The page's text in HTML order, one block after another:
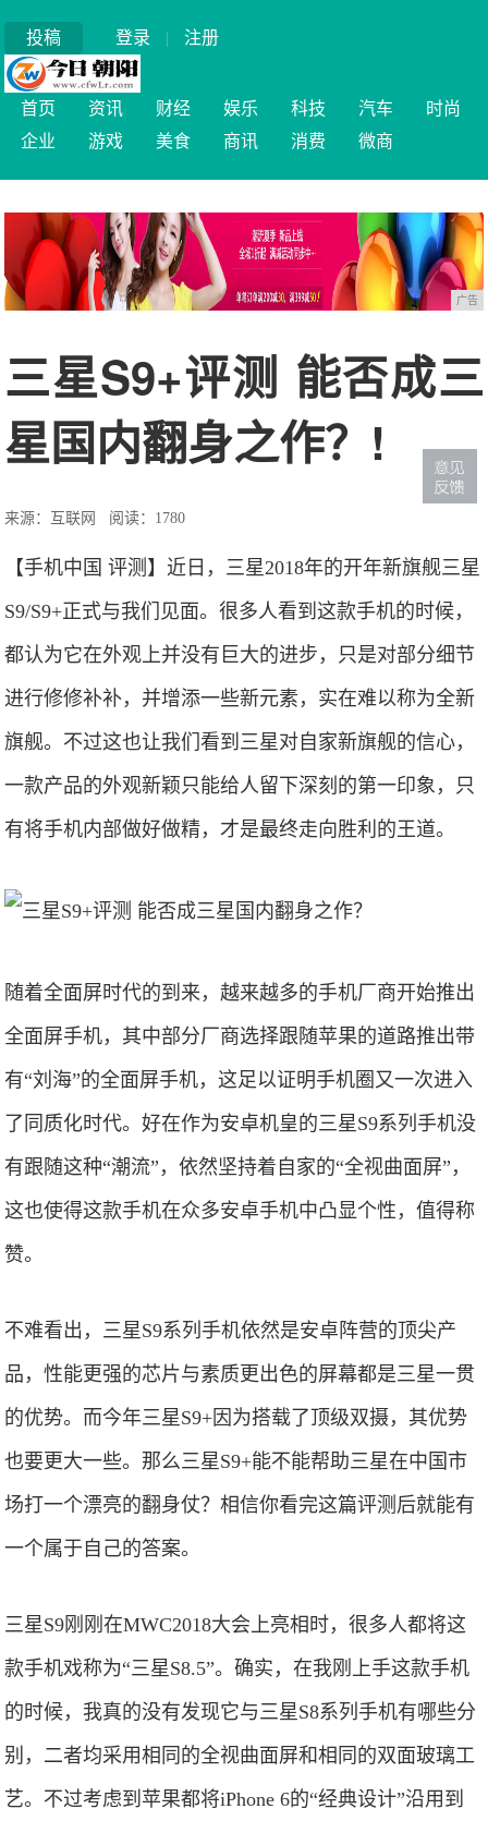
投稿 登录 | 注册
首页 资讯 财经 娱乐 科技 汽车
时尚
企业
游戏 美食 商讯 消费 微商
广告
三星S9+评测 能否成三
星国内翻身之作？!
来源：互联网 阅读：1780
【手机中国 评测】近日，三星2018年的开年新旗舰三星
S9/S9+正式与我们见面。很多人看到这款手机的时候，
都认为它在外观上并没有巨大的进步，只是对部分细节
进行修修补补，并增添一些新元素，实在难以称为全新
旗舰。不过这也让我们看到三星对自家新旗舰的信心，
一款产品的外观新颖只能给人留下深刻的第一印象，只
有将手机内部做好做精，才是最终走向胜利的王道。
随着全面屏时代的到来，越来越多的手机厂商开始推出
全面屏手机，其中部分厂商选择跟随苹果的道路推出带
有“刘海”的全面屏手机，这足以证明手机圈又一次进入
了同质化时代。好在作为安卓机皇的三星S9系列手机没
有跟随这种“潮流”，依然坚持着自家的“全视曲面屏”，
这也使得这款手机在众多安卓手机中凸显个性，值得称
赞。
不难看出，三星S9系列手机依然是安卓阵营的顶尖产
品，性能更强的芯片与素质更出色的屏幕都是三星一贯
的优势。而今年三星S9+因为搭载了顶级双摄，其优势
也要更大一些。那么三星S9+能不能帮助三星在中国市
场打一个漂亮的翻身仗？相信你看完这篇评测后就能有
一个属于自己的答案。
三星S9刚刚在MWC2018大会上亮相时，很多人都将这
款手机戏称为“三星S8.5”。确实，在我刚上手这款手机
的时候，我真的没有发现它与三星S8系列手机有哪些分
别，二者均采用相同的全视曲面屏和相同的双面玻璃工
艺。不过考虑到苹果都将iPhone 6的“经典设计”沿用到